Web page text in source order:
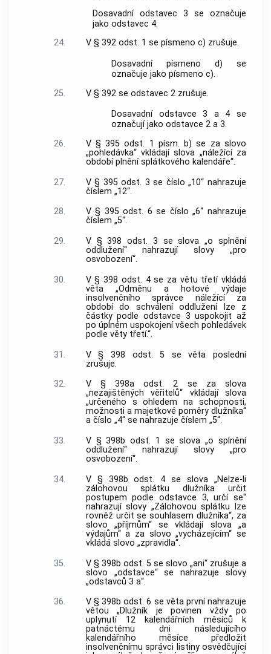
Dosavadní odstavec 3 se označuje
jako odstavec 4.
24.
V § 392 odst. 1 se písmeno c) zrušuje.
Dosavadní písmeno d) se
označuje jako písmeno c).
25.
V § 392 se odstavec 2 zrušuje.
Dosavadní odstavce 3 a 4 se
označují jako odstavce 2 a 3.
26.
V § 395 odst. 1 písm. b) se za slovo
„pohledávka“ vkládají slova „náležící za
období plnění splátkového kalendáře“.
27.
V § 395 odst. 3 se číslo „10“ nahrazuje
číslem „12“.
28.
V § 395 odst. 6 se číslo „6“ nahrazuje
číslem „5“.
29.
V § 398 odst. 3 se slova „o splnění
oddlužení“ nahrazují slovy „pro
osvobození“.
30.
V § 398 odst. 4 se za větu třetí vkládá
věta „Odměnu a hotové výdaje
insolvenčního správce náležící za
období do schválení oddlužení lze z
částky podle odstavce 3 uspokojit až
po úplném uspokojení všech pohledávek
podle věty třetí.“.
31.
V § 398 odst. 5 se věta poslední
zrušuje.
32.
V § 398a odst. 2 se za slova
„nezajištěných věřitelů“ vkládají slova
„určeného s ohledem na schopnosti,
možnosti a majetkové poměry dlužníka“
a číslo „4“ se nahrazuje číslem „5“.
33.
V § 398b odst. 1 se slova „o splnění
oddlužení“ nahrazují slovy „pro
osvobození“.
34.
V § 398b odst. 4 se slova „Nelze-li
zálohovou splátku dlužníka určit
postupem podle odstavce 3, určí se“
nahrazují slovy „Zálohovou splátku lze
rovněž určit se souhlasem dlužníka“, za
slovo „příjmům“ se vkládají slova „a
výdajům“ a za slovo „vycházejícím“ se
vkládá slovo „zpravidla“.
35.
V § 398b odst. 5 se slovo „ani“ zrušuje a
slovo „odstavce“ se nahrazuje slovy
„odstavců 3 a“.
36.
V § 398b odst. 6 se věta první nahrazuje
větou „Dlužník je povinen vždy po
uplynutí 12 kalendářních měsíců k
patnáctému dni následujícího
kalendářního měsíce předložit
insolvenčnímu správci listiny osvědčující